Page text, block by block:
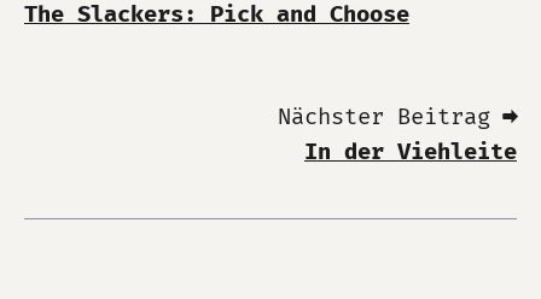
The Slackers: Pick and Choose
Nächster Beitrag ➡
In der Viehleite